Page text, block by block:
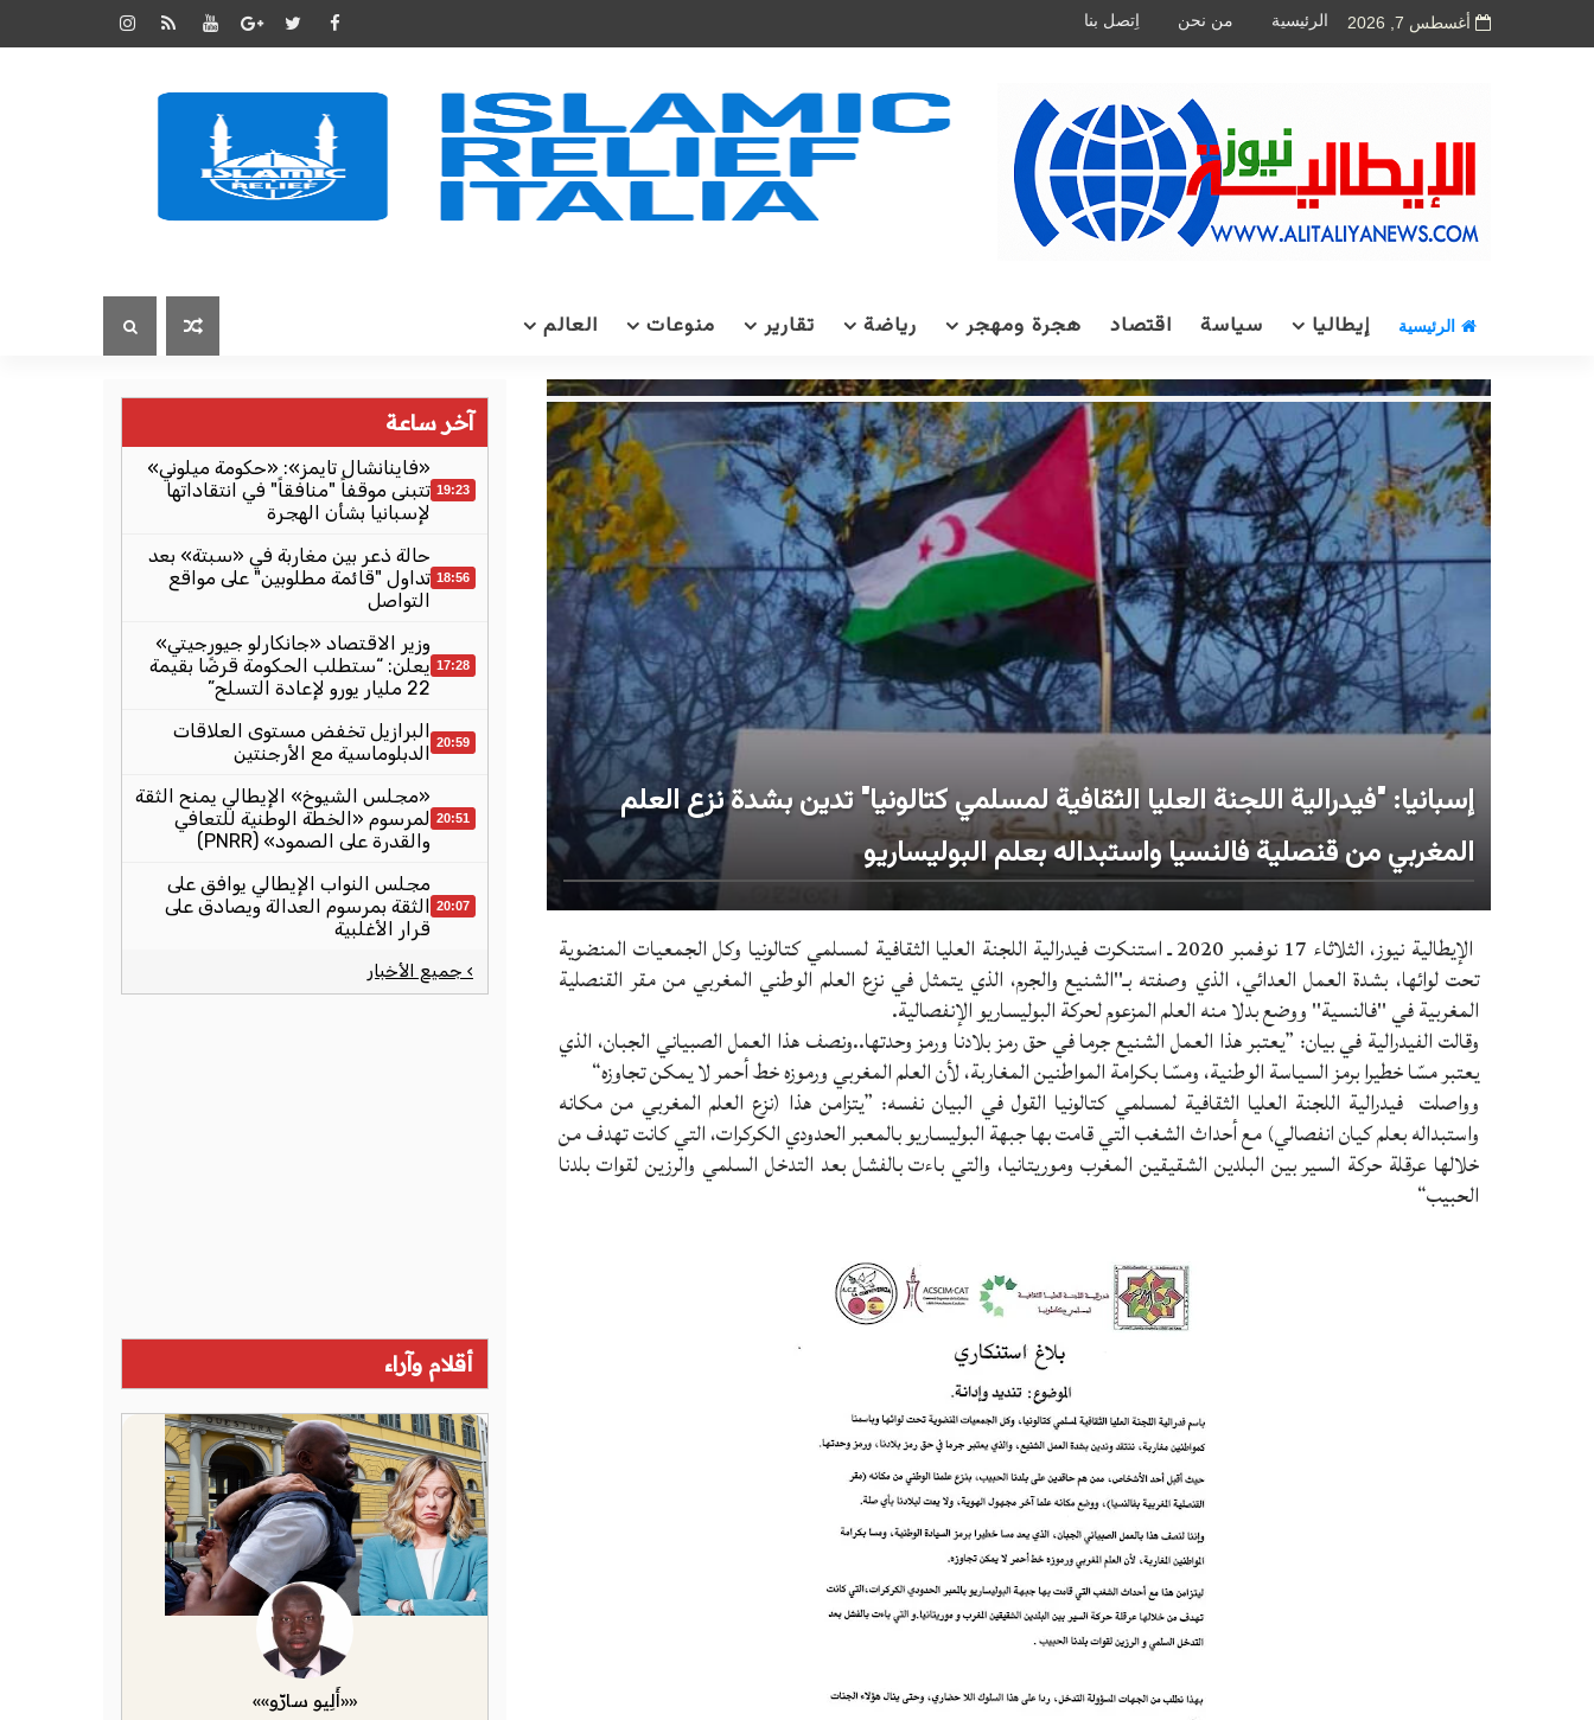
أغسطس 7, 2026 الرئيسية من نحن اِتصل بنا
الرئيسية إيطاليا سياسة اقتصاد هجرة ومهجر رياضة تقارير منوعات العالم
إسبانيا: "فيدرالية اللجنة العليا الثقافية لمسلمي كتالونيا" تدين بشدة نزع العلم
المغربي من قنصلية فالنسيا واستبداله بعلم البوليساريو
الإيطالية نيوز، الثلاثاء 17 نوفمبر 2020 ـ استنكرت فيدرالية اللجنة العليا الثقافية لمسلمي كتالونيا وكل الجمعيات المنضوية
تحت لوائها، بشدة العمل العدائي، الذي وصفته بـ"الشنيع والجرم، الذي يتمثل في نزع العلم الوطني المغربي من مقر القنصلية
المغربية في "فالنسية" ووضع بدلا منه العلم المزعوم لحركة البوليساريو الإنفصالية.
وقالت الفيدرالية في بيان: ”يعتبر هذا العمل الشنيع جرما في حق رمز بلادنا ورمز وحدتها..ونصف هذا العمل الصبياني الجبان، الذي
يعتبر مسّا خطيرا برمز السياسة الوطنية، ومسّا بكرامة المواطنين المغاربة، لأن العلم المغربي ورموزه خط أحمر لا يمكن تجاوزه“
وواصلت فيدرالية اللجنة العليا الثقافية لمسلمي كتالونيا القول في البيان نفسه: ”يتزامن هذا (نزع العلم المغربي من مكانه
واستبداله بعلم كيان انفصالي) مع أحداث الشغب التي قامت بها جبهة البوليساريو بالمعبر الحدودي الكركرات، التي كانت تهدف من
خلالها عرقلة حركة السير بين البلدين الشقيقين المغرب وموريتانيا، والتي باءت بالفشل بعد التدخل السلمي والرزين لقوات بلدنا
الحبيب“
آخر ساعة
19:23
«فاينانشال تايمز»: «حكومة ميلوني»
تتبنى موقفاً "منافقاً" في انتقاداتها
لإسبانيا بشأن الهجرة
18:56
حالة ذعر بين مغاربة في «سبتة» بعد
تداول "قائمة مطلوبين" على مواقع
التواصل
17:28
وزير الاقتصاد «جانكارلو جيورجيتي»
يعلن: “ستطلب الحكومة قرضًا بقيمة
22 مليار يورو لإعادة التسلح”
20:59 البرازيل تخفض مستوى العلاقات
الدبلوماسية مع الأرجنتين
20:51
«مجلس الشيوخ» الإيطالي يمنح الثقة
لمرسوم «الخطة الوطنية للتعافي
والقدرة على الصمود» (PNRR)
20:07
مجلس النواب الإيطالي يوافق على
الثقة بمرسوم العدالة ويصادق على
قرار الأغلبية
› جميع الأخبار
أقلام وآراء
««أَلِيو سارّو»»